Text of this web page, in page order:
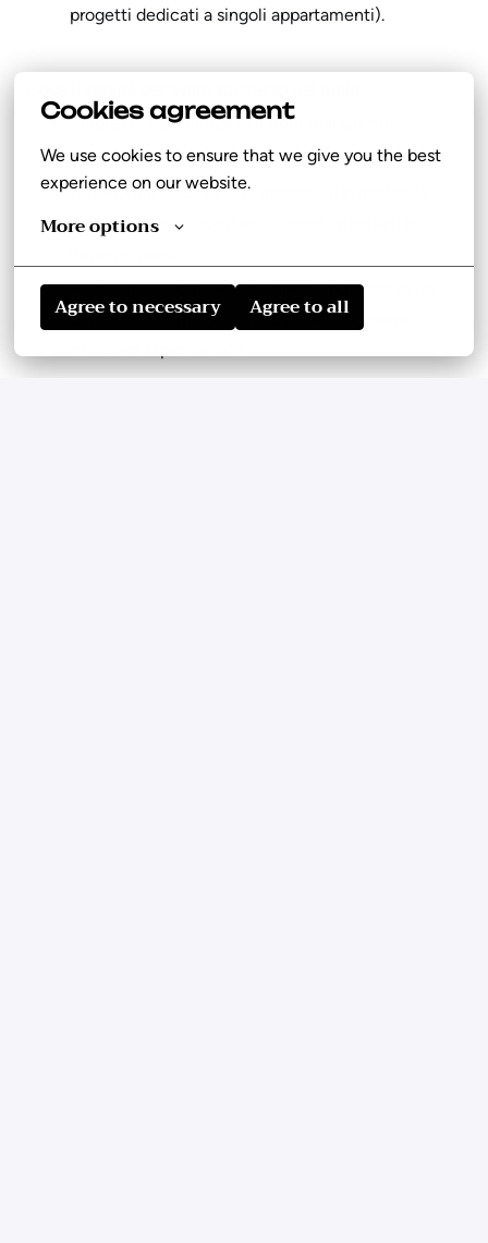
Cookies agreement
We use cookies to ensure that we give you the best
experience on our website.
More options
Agree to necessary Agree to all
progetti dedicati a singoli appartamenti).
Pregressa esperienza in ambiti manutentivi
Preferibile patente di guida B
Autonomia e senso di responsabilità: gestire le
proprie attività rispettando tempi, standard e
Flessibilità e adattabilità: sapersi muovere in un
contesto dinamico, dove le priorità possono